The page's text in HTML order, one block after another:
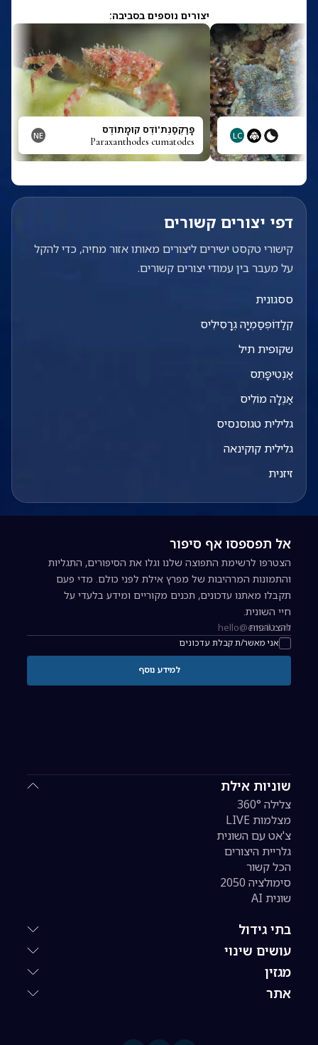
יצורים נוספים בסביבה:
LC פָּרַקְסַנְת'וֹדֶס קוּמָתוֹדֶס
Paraxanthodes cumatodes
NE
דפי יצורים קשורים
קישורי טקסט ישירים ליצורים מאותו אזור מחיה, כדי להקל
על מעבר בין עמודי יצורים קשורים.
ססגונית
קְלַדּוֹפְּסַמְיָה גְרָסִילִיס
שקופית תיל
אַנְטִיפָּתֵס
אַנֶלָה מוֹלִיס
גלילית טגוסנסיס
גלילית קוקינאה
זיזנית
שוניות אילת
צלילה 360°
מצלמות LIVE
צ'אט עם השונית
גלריית היצורים
הכל קשור
סימולציה 2050
שונית AI
בתי גידול
עושים שינוי
מגזין
אתר
אל תפספסו אף סיפור
הצטרפו לרשימת התפוצה שלנו וגלו את הסיפורים, התגליות
והתמונות המרהיבות של מפרץ אילת לפני כולם. מדי פעם
תקבלו מאתנו עדכונים, תכנים מקוריים ומידע בלעדי על
חיי השונית.
כתובת אימייל להרשמה לניוזלטר
אני מאשר/ת קבלת עדכונים
להצטרפות
למידע נוסף